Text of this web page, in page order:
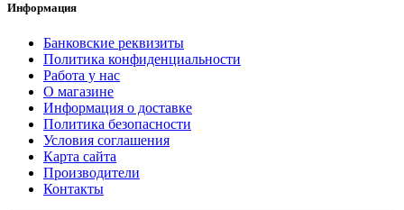
Информация
Банковские реквизиты
Политика конфиденциальности
Работа у нас
О магазине
Информация о доставке
Политика безопасности
Условия соглашения
Карта сайта
Производители
Контакты